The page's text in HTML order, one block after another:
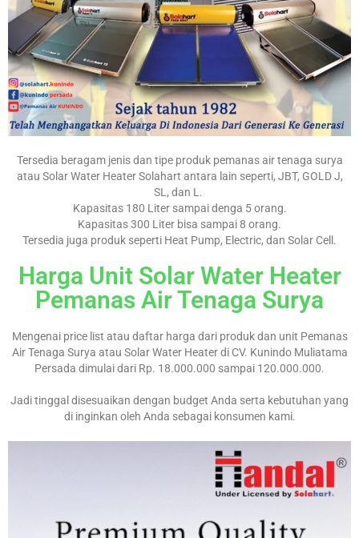
Tersedia beragam jenis dan tipe produk pemanas air tenaga surya
atau Solar Water Heater Solahart antara lain seperti, JBT, GOLD J,
SL, dan L.
Kapasitas 180 Liter sampai denga 5 orang.
Kapasitas 300 Liter bisa sampai 8 orang.
Tersedia juga produk seperti Heat Pump, Electric, dan Solar Cell.
Harga Unit Solar Water Heater
Pemanas Air Tenaga Surya
Mengenai price list atau daftar harga dari produk dan unit Pemanas
Air Tenaga Surya atau Solar Water Heater di CV. Kunindo Muliatama
Persada dimulai dari Rp. 18.000.000 sampai 120.000.000.
Jadi tinggal disesuaikan dengan budget Anda serta kebutuhan yang
di inginkan oleh Anda sebagai konsumen kami.